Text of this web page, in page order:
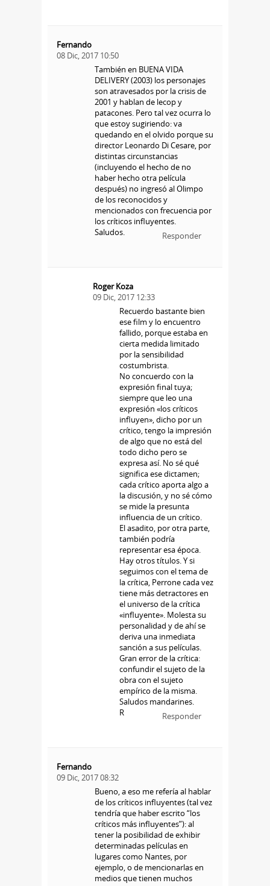
Fernando
08 Dic, 2017 10:50
También en BUENA VIDA
DELIVERY (2003) los personajes
son atravesados por la crisis de
2001 y hablan de lecop y
patacones. Pero tal vez ocurra lo
que estoy sugiriendo: va
quedando en el olvido porque su
director Leonardo Di Cesare, por
distintas circunstancias
(incluyendo el hecho de no
haber hecho otra película
después) no ingresó al Olimpo
de los reconocidos y
mencionados con frecuencia por
los críticos influyentes.
Saludos.
Responder
Roger Koza
09 Dic, 2017 12:33
Recuerdo bastante bien
ese film y lo encuentro
fallido, porque estaba en
cierta medida limitado
por la sensibilidad
costumbrista.
No concuerdo con la
expresión final tuya;
siempre que leo una
expresión «los críticos
influyen», dicho por un
crítico, tengo la impresión
de algo que no está del
todo dicho pero se
expresa así. No sé qué
significa ese dictamen;
cada crítico aporta algo a
la discusión, y no sé cómo
se mide la presunta
influencia de un crítico.
El asadito, por otra parte,
también podría
representar esa época.
Hay otros títulos. Y si
seguimos con el tema de
la crítica, Perrone cada vez
tiene más detractores en
el universo de la crítica
«influyente». Molesta su
personalidad y de ahí se
deriva una inmediata
sanción a sus películas.
Gran error de la crítica:
confundir el sujeto de la
obra con el sujeto
empírico de la misma.
Saludos mandarines.
R
Responder
Fernando
09 Dic, 2017 08:32
Bueno, a eso me refería al hablar
de los críticos influyentes (tal vez
tendría que haber escrito “los
críticos más influyentes”): al
tener la posibilidad de exhibir
determinadas películas en
lugares como Nantes, por
ejemplo, o de mencionarlas en
medios que tienen muchos